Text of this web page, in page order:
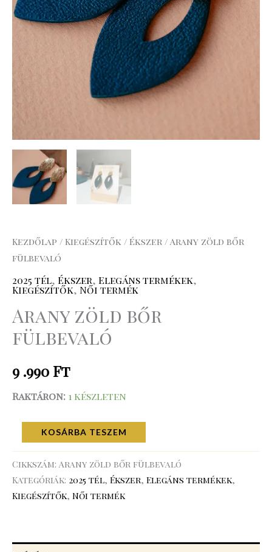
Kezdőlap / Kiegészítők / Ékszer / Arany zöld bőr
fülbevaló
2025 tél, Ékszer, Elegáns termékek,
Kiegészítők, Női termék
Arany zöld bőr
fülbevaló
9 .990 Ft
Raktáron: 1 készleten
KOSÁRBA TESZEM
Cikkszám: Arany zöld bőr fülbevaló
Kategóriák: 2025 tél, Ékszer, Elegáns termékek,
Kiegészítők, Női termék